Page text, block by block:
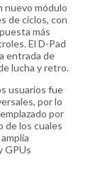
nuevo módulo
de ciclos, con
más
El D-Pad
entrada de
lucha y retro.
usuarios fue
por lo
por
de los cuales
GPUs